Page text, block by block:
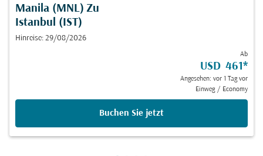
Manila (MNL) Zu
Istanbul (IST)
Hinreise: 29/08/2026
Ab
USD 461*
Angesehen: vor 1 Tag vor
Einweg / Economy
Buchen Sie jetzt